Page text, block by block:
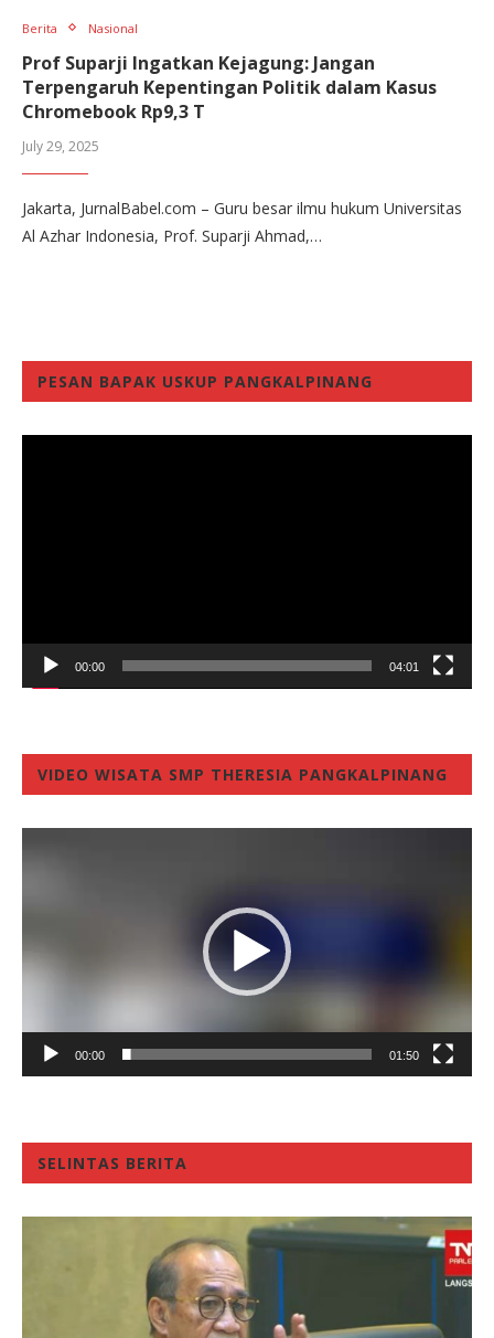
Berita Nasional
Prof Suparji Ingatkan Kejagung: Jangan
Terpengaruh Kepentingan Politik dalam Kasus
Chromebook Rp9,3 T
July 29, 2025
Jakarta, JurnalBabel.com – Guru besar ilmu hukum Universitas
Al Azhar Indonesia, Prof. Suparji Ahmad,…
PESAN BAPAK USKUP PANGKALPINANG
00:00 04:01
VIDEO WISATA SMP THERESIA PANGKALPINANG
00:00 01:50
SELINTAS BERITA